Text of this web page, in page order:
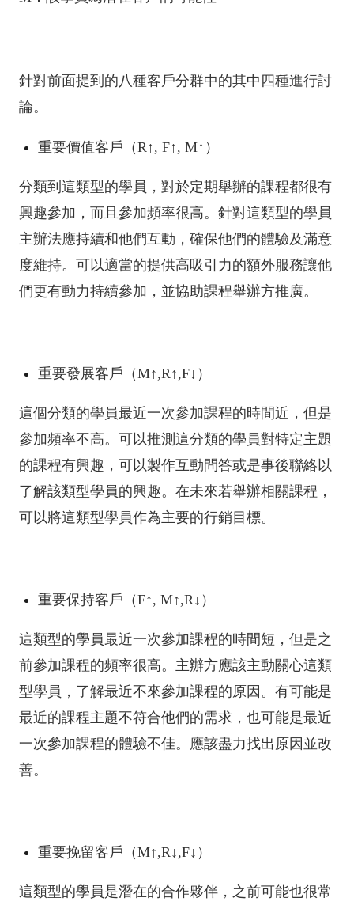
針對前面提到的八種客戶分群中的其中四種進行討
論。
重要價值客戶（R↑, F↑, M↑）
分類到這類型的學員，對於定期舉辦的課程都很有
興趣參加，而且參加頻率很高。針對這類型的學員
主辦法應持續和他們互動，確保他們的體驗及滿意
度維持。可以適當的提供高吸引力的額外服務讓他
們更有動力持續參加，並協助課程舉辦方推廣。
重要發展客戶（M↑,R↑,F↓）
這個分類的學員最近一次參加課程的時間近，但是
參加頻率不高。可以推測這分類的學員對特定主題
的課程有興趣，可以製作互動問答或是事後聯絡以
了解該類型學員的興趣。在未來若舉辦相關課程，
可以將這類型學員作為主要的行銷目標。
重要保持客戶（F↑, M↑,R↓）
這類型的學員最近一次參加課程的時間短，但是之
前參加課程的頻率很高。主辦方應該主動關心這類
型學員，了解最近不來參加課程的原因。有可能是
最近的課程主題不符合他們的需求，也可能是最近
一次參加課程的體驗不佳。應該盡力找出原因並改
善。
重要挽留客戶（M↑,R↓,F↓）
這類型的學員是潛在的合作夥伴，之前可能也很常